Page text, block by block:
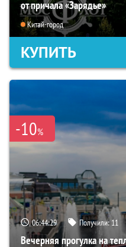
от причала «Зарядье»
Китай-город
КУПИТЬ
-10%
06:44:28 Получили: 11
Вечерняя прогулка на